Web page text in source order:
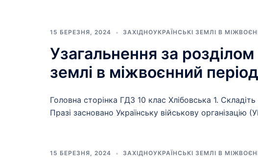
15 БЕРЕЗНЯ, 2024 ЗАХІДНОУКРАЇНСЬКІ ЗЕМЛІ В
Узагальнення за розділом
землі в міжвоєнний
Головна сторінка ГДЗ 10 клас Хлібовська 1.
Празі засновано Українську військову організацію
15 БЕРЕЗНЯ, 2024 ЗАХІДНОУКРАЇНСЬКІ ЗЕМЛІ В